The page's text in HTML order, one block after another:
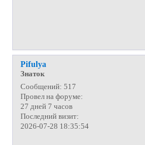
Pifulya
Знаток
Сообщений: 517
Провел на форуме:
27 дней 7 часов
Последний визит:
2026-07-28 18:35:54